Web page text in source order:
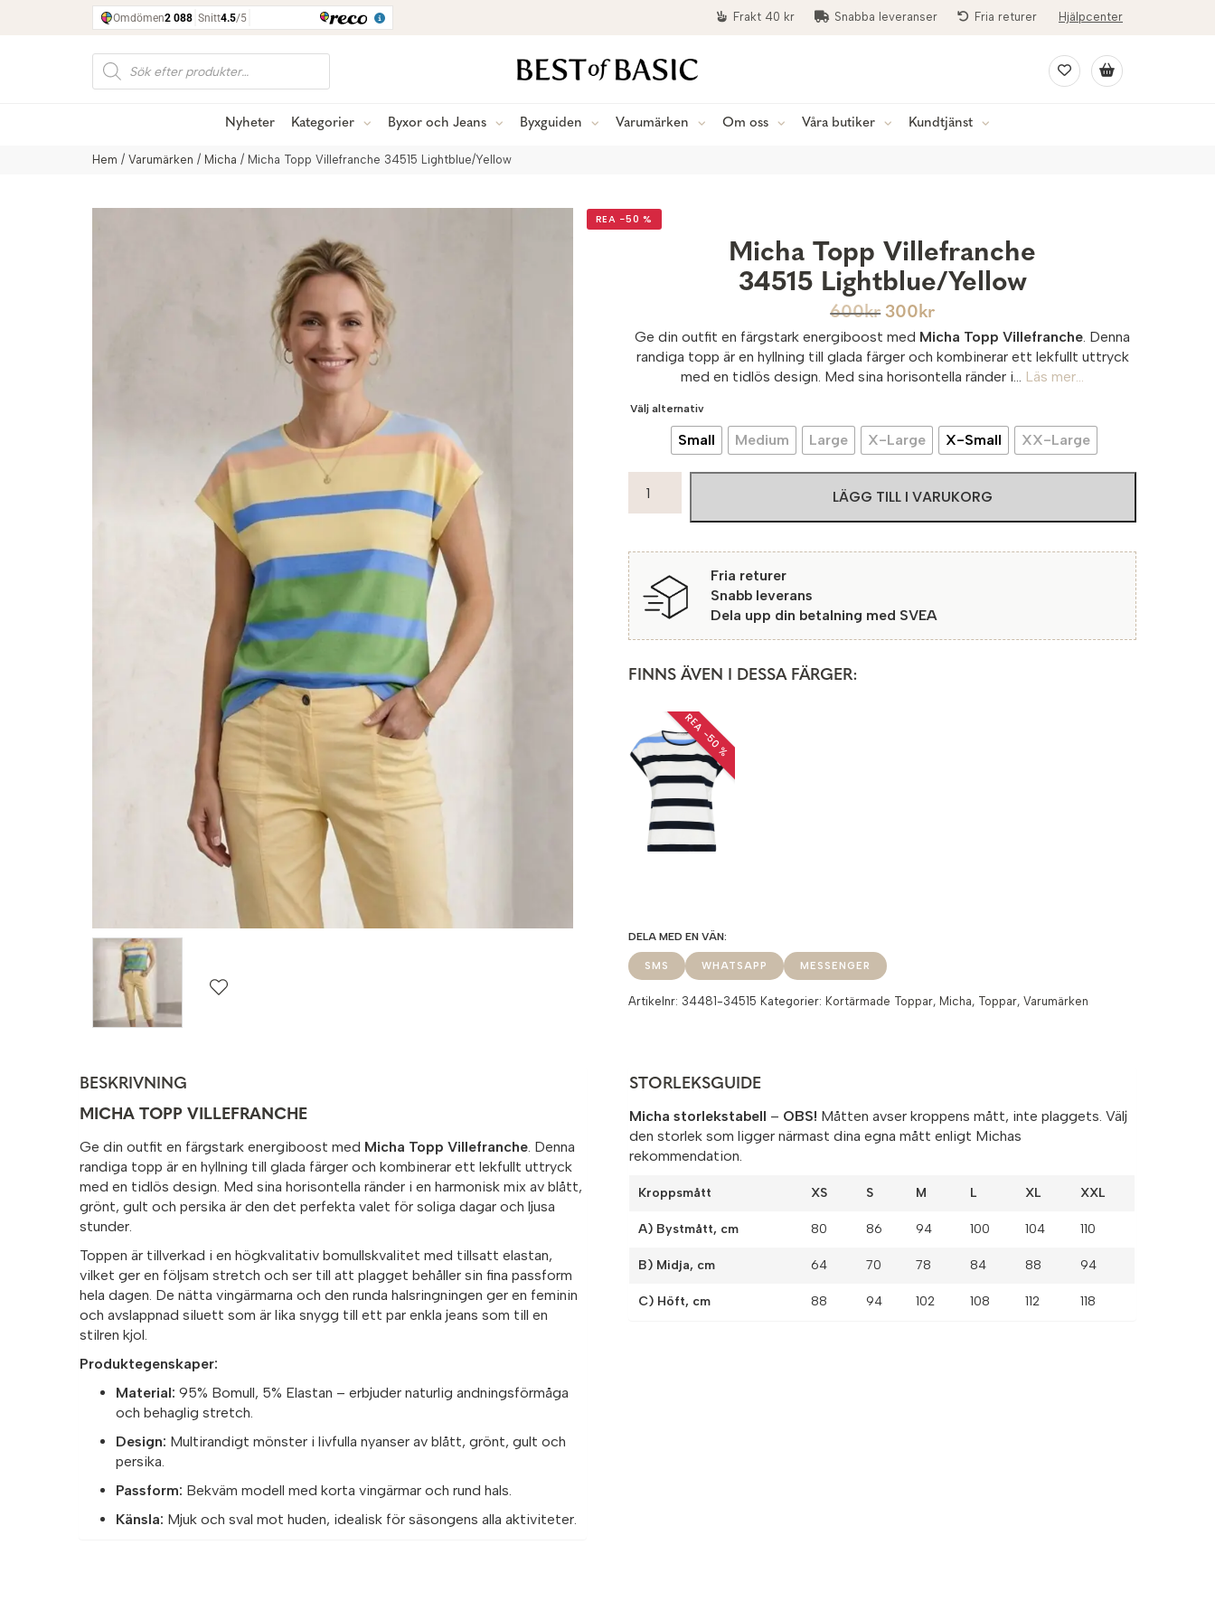
Frakt 40 kr Snabba leveranser Fria returer Hjälpcenter
Produktsökning
Nyheter Kategorier Byxor och Jeans Byxguiden Varumärken Om oss Våra butiker Kundtjänst
Hem / Varumärken / Micha / Micha Topp Villefranche 34515 Lightblue/Yellow
REA −50 %
Micha Topp Villefranche
34515 Lightblue/Yellow
600kr 300kr
Ge din outfit en färgstark energiboost med Micha Topp Villefranche. Denna
randiga topp är en hyllning till glada färger och kombinerar ett lekfullt uttryck
med en tidlös design. Med sina horisontella ränder i... Läs mer...
Välj alternativ
Small Medium Large X-Large X-Small XX-Large
Topp
Villefranche
Lightblue/Yellow
mängd
LÄGG TILL I VARUKORG
Fria returer
Snabb leverans
Dela upp din betalning med SVEA
FINNS ÄVEN I DESSA FÄRGER:
REA −50 %
SMS WHATSAPP MESSENGER
Artikelnr: 34481-34515 Kategorier: Kortärmade Toppar, Micha, Toppar,Varumärken
BESKRIVNING
MICHA TOPP VILLEFRANCHE
Ge din outfit en färgstark energiboost med Micha Topp Villefranche. Denna
randiga topp är en hyllning till glada färger och kombinerar ett lekfullt uttryck
med en tidlös design. Med sina horisontella ränder i en harmonisk mix av blått,
grönt, gult och persika är den det perfekta valet för soliga dagar och ljusa
stunder.
Toppen är tillverkad i en högkvalitativ bomullskvalitet med tillsatt elastan,
vilket ger en följsam stretch och ser till att plagget behåller sin fina passform
hela dagen. De nätta vingärmarna och den runda halsringningen ger en feminin
och avslappnad siluett som är lika snygg till ett par enkla jeans som till en
stilren kjol.
Produktegenskaper:
Material: 95% Bomull, 5% Elastan – erbjuder naturlig andningsförmåga
och behaglig stretch.
Design: Multirandigt mönster i livfulla nyanser av blått, grönt, gult och
persika.
Passform: Bekväm modell med korta vingärmar och rund hals.
Känsla: Mjuk och sval mot huden, idealisk för säsongens alla aktiviteter.
STORLEKSGUIDE
Micha storlekstabell – OBS! Måtten avser kroppens mått, inte plaggets. Välj
den storlek som ligger närmast dina egna mått enligt Michas
rekommendation.
Kroppsmått XS S M L XL XXL
A) Bystmått, cm 80 86 94 100 104 110
B) Midja, cm 64 70 78 84 88 94
C) Höft, cm 88 94 102 108 112 118